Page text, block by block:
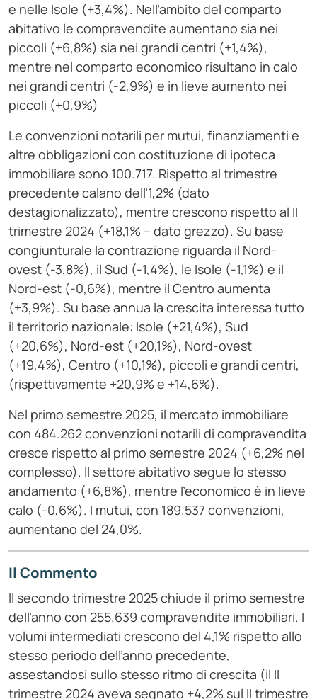
e nelle Isole (+3,4%). Nell’ambito del comparto
abitativo le compravendite aumentano sia nei
piccoli (+6,8%) sia nei grandi centri (+1,4%),
mentre nel comparto economico risultano in calo
nei grandi centri (-2,9%) e in lieve aumento nei
piccoli (+0,9%)
Le convenzioni notarili per mutui, finanziamenti e
altre obbligazioni con costituzione di ipoteca
immobiliare sono 100.717. Rispetto al trimestre
precedente calano dell’1,2% (dato
destagionalizzato), mentre crescono rispetto al II
trimestre 2024 (+18,1% – dato grezzo). Su base
congiunturale la contrazione riguarda il Nord-
ovest (-3,8%), il Sud (-1,4%), le Isole (-1,1%) e il
Nord-est (-0,6%), mentre il Centro aumenta
(+3,9%). Su base annua la crescita interessa tutto
il territorio nazionale: Isole (+21,4%), Sud
(+20,6%), Nord-est (+20,1%), Nord-ovest
(+19,4%), Centro (+10,1%), piccoli e grandi centri,
(rispettivamente +20,9% e +14,6%).
Nel primo semestre 2025, il mercato immobiliare
con 484.262 convenzioni notarili di compravendita
cresce rispetto al primo semestre 2024 (+6,2% nel
complesso). Il settore abitativo segue lo stesso
andamento (+6,8%), mentre l’economico è in lieve
calo (-0,6%). I mutui, con 189.537 convenzioni,
aumentano del 24,0%.
Il Commento
Il secondo trimestre 2025 chiude il primo semestre
dell’anno con 255.639 compravendite immobiliari. I
volumi intermediati crescono del 4,1% rispetto allo
stesso periodo dell’anno precedente,
assestandosi sullo stesso ritmo di crescita (il II
trimestre 2024 aveva segnato +4,2% sul II trimestre